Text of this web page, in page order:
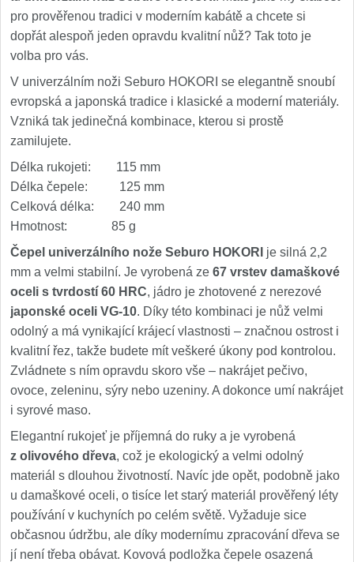
pro prověřenou tradici v moderním kabátě a chcete si
dopřát alespoň jeden opravdu kvalitní nůž? Tak toto je
volba pro vás.
V univerzálním noži Seburo HOKORI se elegantně snoubí
evropská a japonská tradice i klasické a moderní materiály.
Vzniká tak jedinečná kombinace, kterou si prostě
zamilujete.
Délka rukojeti: 115 mm
Délka čepele: 125 mm
Celková délka: 240 mm
Hmotnost: 85 g
Čepel univerzálního nože Seburo HOKORI je silná 2,2
mm a velmi stabilní. Je vyrobená ze 67 vrstev damaškové
oceli s tvrdostí 60 HRC, jádro je zhotovené z nerezové
japonské oceli VG-10. Díky této kombinaci je nůž velmi
odolný a má vynikající krájecí vlastnosti – značnou ostrost i
kvalitní řez, takže budete mít veškeré úkony pod kontrolou.
Zvládnete s ním opravdu skoro vše – nakrájet pečivo,
ovoce, zeleninu, sýry nebo uzeniny. A dokonce umí nakrájet
i syrové maso.
Elegantní rukojeť je příjemná do ruky a je vyrobená
z olivového dřeva, což je ekologický a velmi odolný
materiál s dlouhou životností. Navíc jde opět, podobně jako
u damaškové oceli, o tisíce let starý materiál prověřený léty
používání v kuchyních po celém světě. Vyžaduje sice
občasnou údržbu, ale díky modernímu zpracování dřeva se
jí není třeba obávat. Kovová podložka čepele osazená